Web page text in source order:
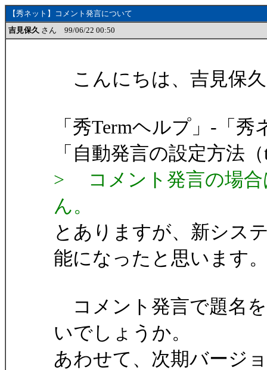
【秀ネット】コメント発言について
吉見保久 さん 99/06/22 00:50
こんにちは、吉見保
「秀Termヘルプ」-「
「自動発言の設定方法
> コメント発言の場合
ん。
とありますが、新シス
能になったと思います
コメント発言で題名
いでしょうか。
あわせて、次期バージ